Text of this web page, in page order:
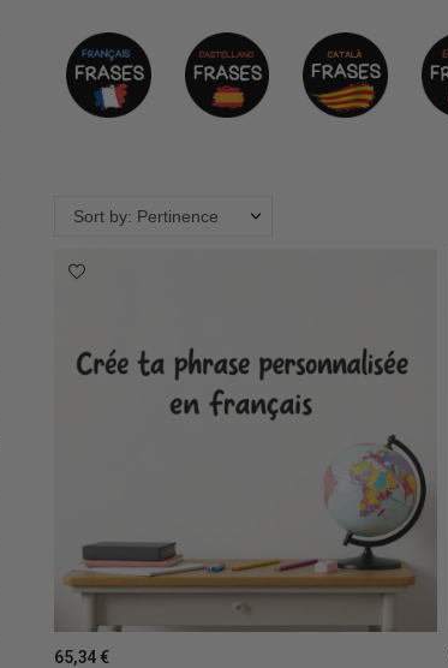
Sort by: Pertinence
65,34 €